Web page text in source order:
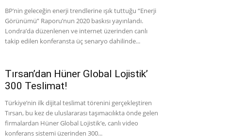
BP’nin geleceğin enerji trendlerine ışık tuttuğu “Enerji
Görünümü” Raporu’nun 2020 baskısı yayınlandı.
Londra’da düzenlenen ve internet üzerinden canlı
takip edilen konferansta üç senaryo dahilinde...
Tırsan’dan Hüner Global Lojistik’
300 Teslimat!
Türkiye’nin ilk dijital teslimat törenini gerçekleştiren
Tırsan, bu kez de uluslararası taşımacılıkta önde gelen
firmalardan Hüner Global Lojistik’e, canlı video
konferans sistemi üzerinden 300...